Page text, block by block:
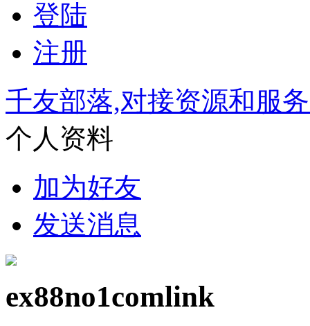
登陆
注册
千友部落,对接资源和服
个人资料
加为好友
发送消息
ex88no1comlink